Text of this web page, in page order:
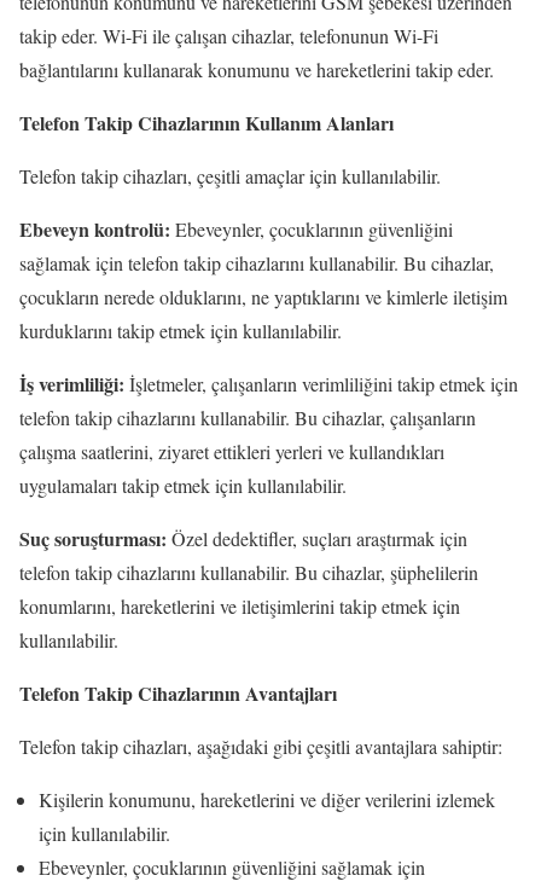
takip eder. Wi-Fi ile çalışan cihazlar, telefonunun Wi-Fi
bağlantılarını kullanarak konumunu ve hareketlerini takip eder.
Telefon Takip Cihazlarının Kullanım Alanları
Telefon takip cihazları, çeşitli amaçlar için kullanılabilir.
Ebeveyn kontrolü: Ebeveynler, çocuklarının güvenliğini
sağlamak için telefon takip cihazlarını kullanabilir. Bu cihazlar,
çocukların nerede olduklarını, ne yaptıklarını ve kimlerle iletişim
kurduklarını takip etmek için kullanılabilir.
İş verimliliği: İşletmeler, çalışanların verimliliğini takip etmek için
telefon takip cihazlarını kullanabilir. Bu cihazlar, çalışanların
çalışma saatlerini, ziyaret ettikleri yerleri ve kullandıkları
uygulamaları takip etmek için kullanılabilir.
Suç soruşturması: Özel dedektifler, suçları araştırmak için
telefon takip cihazlarını kullanabilir. Bu cihazlar, şüphelilerin
konumlarını, hareketlerini ve iletişimlerini takip etmek için
kullanılabilir.
Telefon Takip Cihazlarının Avantajları
Telefon takip cihazları, aşağıdaki gibi çeşitli avantajlara sahiptir:
Kişilerin konumunu, hareketlerini ve diğer verilerini izlemek
için kullanılabilir.
Ebeveynler, çocuklarının güvenliğini sağlamak için